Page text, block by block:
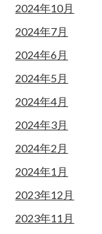
2024年10月
2024年7月
2024年6月
2024年5月
2024年4月
2024年3月
2024年2月
2024年1月
2023年12月
2023年11月